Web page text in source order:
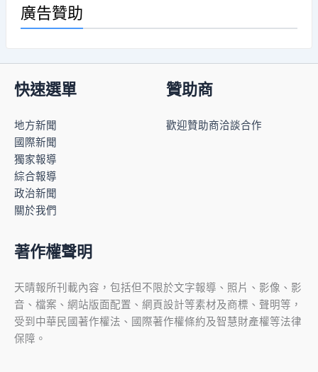
廣告贊助
快速選單
地方新聞
國際新聞
獨家報導
綜合報導
政治新聞
關於我們
贊助商
歡迎贊助商洽談合作
著作權聲明
天晴報所刊載內容，包括但不限於文字報導、照片、影像、影
音、檔案、網站版面配置、網頁設計等素材及商標、聲明等，
受到中華民國著作權法、國際著作權條約及智慧財產權等法律
保障。